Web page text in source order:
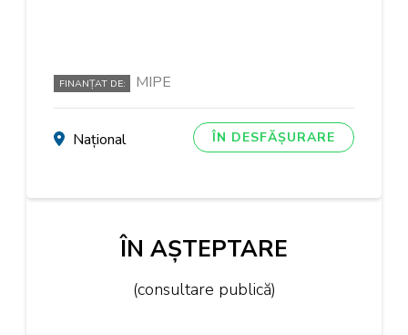
FINANȚAT DE: MIPE
Național ÎN DESFĂȘURARE
ÎN AȘTEPTARE
(consultare publică)